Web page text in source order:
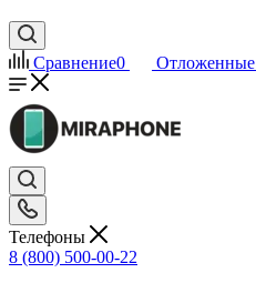
Сравнение0 Отложенные
Телефоны
8 (800) 500-00-22